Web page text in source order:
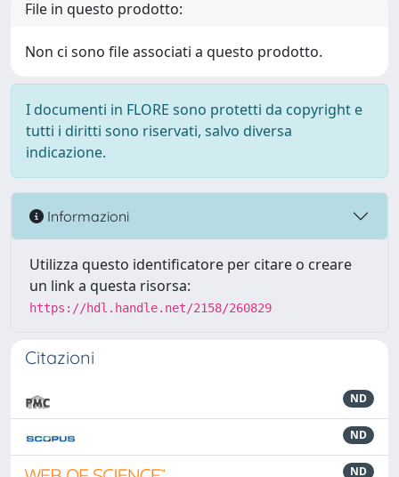
File in questo prodotto:
Non ci sono file associati a questo prodotto.
I documenti in FLORE sono protetti da copyright e
tutti i diritti sono riservati, salvo diversa
indicazione.
Informazioni
Utilizza questo identificatore per citare o creare
un link a questa risorsa:
https://hdl.handle.net/2158/260829
Citazioni
ND
ND
ND